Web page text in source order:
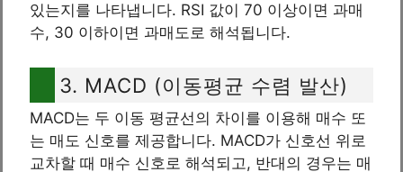
있는지를 나타냅니다. RSI 값이 70 이상이면 과매
수, 30 이하이면 과매도로 해석됩니다.
3. MACD (이동평균 수렴 발산)
MACD는 두 이동 평균선의 차이를 이용해 매수 또
는 매도 신호를 제공합니다. MACD가 신호선 위로
교차할 때 매수 신호로 해석되고, 반대의 경우는 매